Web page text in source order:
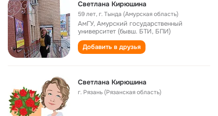
Светлана Кирюшина
59 лет,г. Тында (Амурская область)
АмГУ, Амурский государственный
университет (бывш. БТИ, БПИ)
Добавить в друзья
Светлана Кирюшина
г. Рязань (Рязанская область)